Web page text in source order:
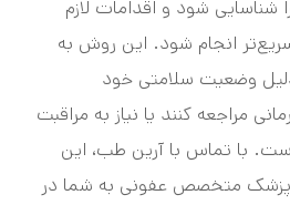
شناسایی شود و اقدامات لازم
انجام شود. این روش به
دلیل وضعیت سلامتی خود
مراجعه کنند یا نیاز به مراقبت
با تماس با آرین طب، این
پزشک متخصص عفونی به شما در